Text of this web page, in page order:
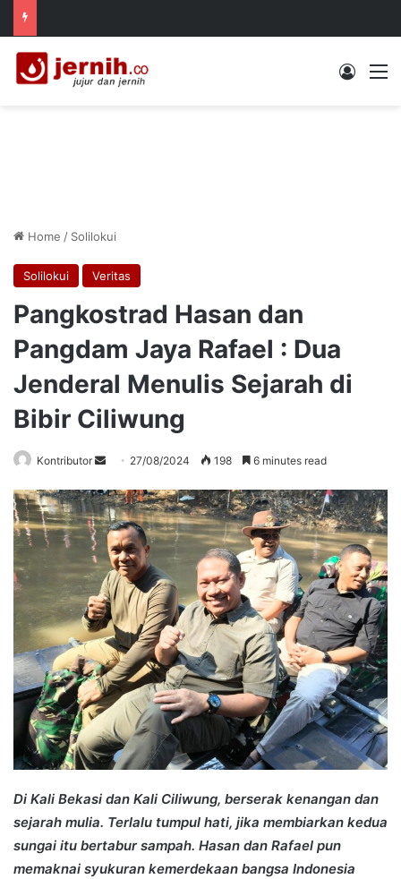
Log In
Home / Solilokui
Solilokui Veritas
Pangkostrad Hasan dan
Pangdam Jaya Rafael : Dua
Jenderal Menulis Sejarah di
Bibir Ciliwung
Kontributor
Send
email
27/08/2024 198 6 minutes read
Di Kali Bekasi dan Kali Ciliwung, berserak kenangan dan
sejarah mulia. Terlalu tumpul hati, jika membiarkan kedua
sungai itu bertabur sampah. Hasan dan Rafael pun
memaknai syukuran kemerdekaan bangsa Indonesia